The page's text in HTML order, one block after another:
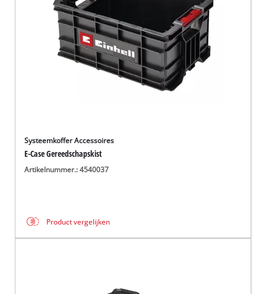
Systeemkoffer Accessoires
E-Case Gereedschapskist
Artikelnummer.: 4540037
Product vergelijken